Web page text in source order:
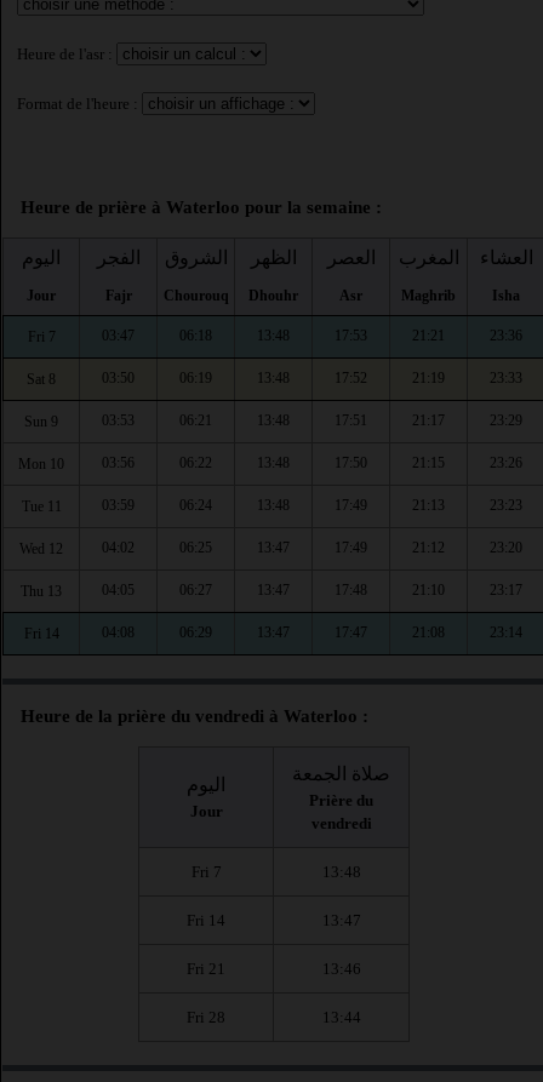
Heure de l'asr :
Format de l'heure :
Heure de prière à Waterloo pour la semaine :
اليوم
Jour
الفجر
Fajr
الشروق
Chourouq
الظهر
Dhouhr
العصر
Asr
المغرب
Maghrib
العشاء
Isha
Fri 7 03:47 06:18 13:48 17:53 21:21 23:36
Sat 8 03:50 06:19 13:48 17:52 21:19 23:33
Sun 9 03:53 06:21 13:48 17:51 21:17 23:29
Mon 10 03:56 06:22 13:48 17:50 21:15 23:26
Tue 11 03:59 06:24 13:48 17:49 21:13 23:23
Wed 12 04:02 06:25 13:47 17:49 21:12 23:20
Thu 13 04:05 06:27 13:47 17:48 21:10 23:17
Fri 14 04:08 06:29 13:47 17:47 21:08 23:14
Heure de la prière du vendredi à Waterloo :
اليوم
Jour
صلاة الجمعة
Prière du
vendredi
Fri 7 13:48
Fri 14 13:47
Fri 21 13:46
Fri 28 13:44